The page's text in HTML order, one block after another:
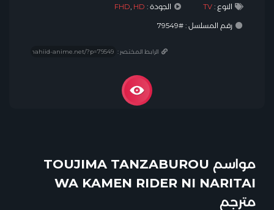
النوع :TV الجودة : FHD, HD
رقم المسلسل : #79549
الرابط المختصر :
مواسم TOUJIMA TANZABUROU
WA KAMEN RIDER NI NARITAI
مترجم